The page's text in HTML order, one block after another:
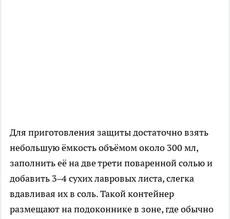
Для приготовления защиты достаточно взять
небольшую ёмкость объёмом около 300 мл,
заполнить её на две трети поваренной солью и
добавить 3–4 сухих лавровых листа, слегка
вдавливая их в соль. Такой контейнер
размещают на подоконнике в зоне, где обычно